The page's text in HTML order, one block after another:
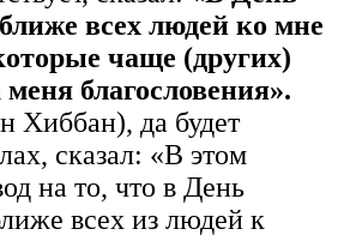
всех людей ко мне
чаще (других)
благословения».
Хиббан), да будет
сказал: «В этом
на то, что в День
всех из людей к